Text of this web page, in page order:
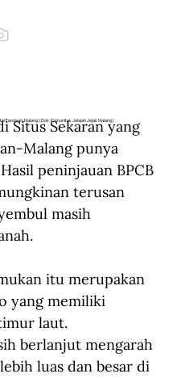
Pandaan-Malang. (Dok. Komunitas Jelajah Jejak Malang).
Situs Sekaran yang
Malang punya
peninjauan BPCB
terusan
masih
itu merupakan
yang memiliki
laut.
berlanjut mengarah
luas dan besar di